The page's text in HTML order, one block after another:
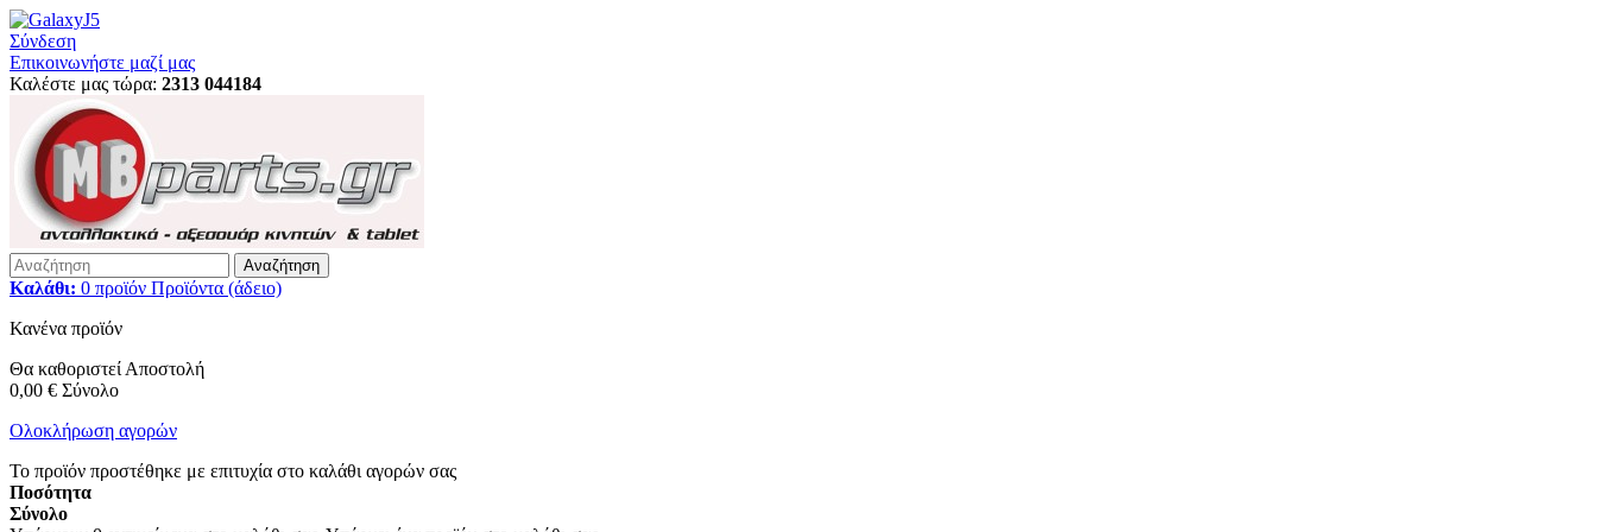
Σύνδεση
Επικοινωνήστε μαζί μας
Καλέστε μας τώρα: 2313 044184
Αναζήτηση
Καλάθι: 0 προϊόν Προϊόντα (άδειο)
Κανένα προϊόν
Θα καθοριστεί Αποστολή
0,00 € Σύνολο
Ολοκλήρωση αγορών
Το προϊόν προστέθηκε με επιτυχία στο καλάθι αγορών σας
Ποσότητα
Σύνολο